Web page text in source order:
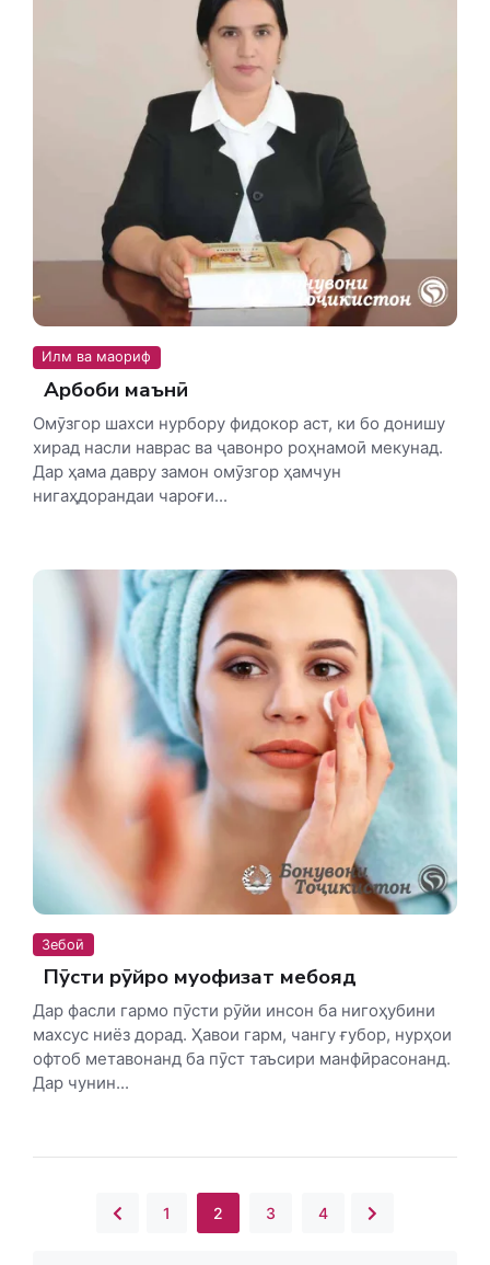
Илм ва маориф
Арбоби маънӣ
Омӯзгор шахси нурбору фидокор аст, ки бо донишу
хирад насли наврас ва ҷавонро роҳнамоӣ мекунад.
Дар ҳама давру замон омӯзгор ҳамчун
нигаҳдорандаи чароғи...
Зебоӣ
Пӯсти рӯйро муҳофизат мебояд
Дар фасли гармо пӯсти рӯйи инсон ба нигоҳубини
махсус ниёз дорад. Ҳавои гарм, чангу ғубор, нурҳои
офтоб метавонанд ба пӯст таъсири манфӣрасонанд.
Дар чунин...
1 2 3 4